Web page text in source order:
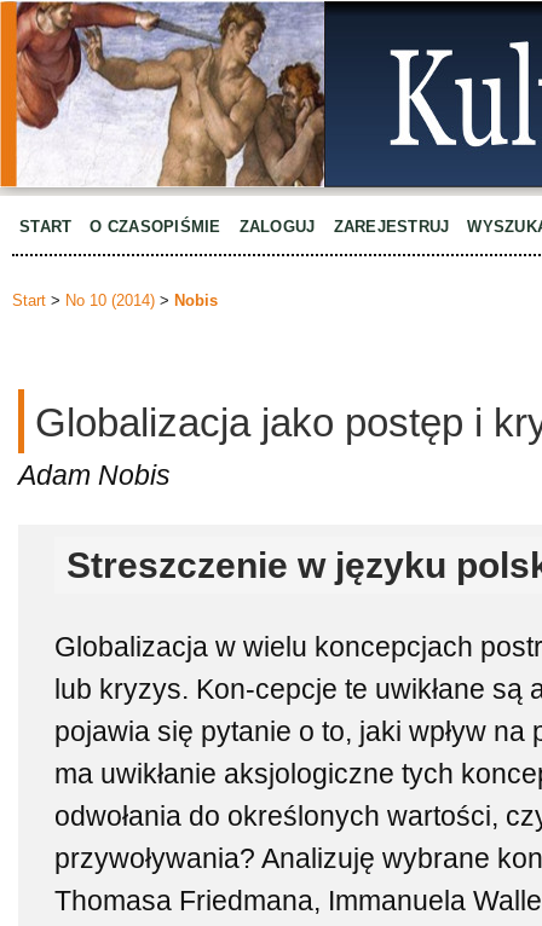
START O CZASOPIŚMIE ZALOGUJ ZAREJESTRUJ
Start > No 10 (2014) > Nobis
Globalizacja jako postęp i
Adam Nobis
Streszczenie w języku
Globalizacja w wielu koncepcjach
lub kryzys. Kon-cepcje te uwikłane są
pojawia się pytanie o to, jaki wpływ
ma uwikłanie aksjologiczne tych
odwołania do określonych wartości,
przywoływania? Analizuję wybrane
Thomasa Friedmana, Immanuela